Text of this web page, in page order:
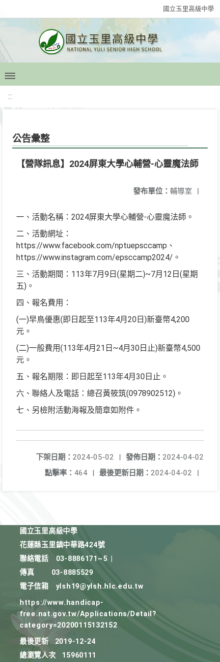
國立玉里高級中學
:::
公告彙整
【營隊訊息】2024屏東大學心輔營-心靈魔法師
發布單位： 輔導室 |
一、活動名稱：2024屏東大學心輔營-心靈魔法師。
二、活動網址：
https://www.facebook.com/nptuepsccamp、
https://www.instagram.com/epsccamp2024/。
三、活動期間：113年7月9日(星期二)~7月12日(星期
五)。
四、報名費用：
(一)早鳥優惠(即日起至113年4月20日)新臺幣4,200
元。
(二)一般費用(113年4月21日~4月30日止)新臺幣4,500
元。
五、報名期限：即日起至113年4月30日止。
六、聯絡人及電話：總召黃筱筑(0978902512)。
七、另檢附活動海報及簡章如附件。
發佈日期： 2024-04-02
下架日期： 2024-05-02
|
最後更新日期： 2024-04-02 |
點擊率： 464 |
國立玉里高級中學
花蓮縣玉里鎮中華路424號
聯絡電話
03-8886171~5
傳真
03-8885529
電子信箱
ylsh19@ylsh.hlc.edu.tw
https://www.handicap-
free.nat.gov.tw/Applications/Detail?
category=20200115132152
最後更新
2019-12-24
總瀏覽人次
15960111